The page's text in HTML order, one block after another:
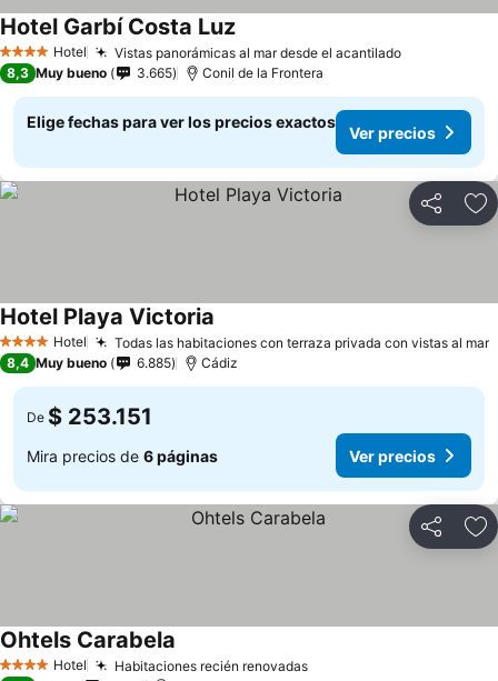
4 EstrellasHotel Vistas panorámicas al mar desde el acantilado
Hotel Garbí Costa Luz
8,3 Muy bueno 3.665 Conil de la Frontera
Elige fechas para ver los precios exactos
Ver precios
Compartir
4 EstrellasHotel Todas las habitaciones con terraza privada con vistas al mar
Hotel Playa Victoria
8,4 Muy bueno 6.885 Cádiz
De $ 253.151
Mira precios de 6 páginas Ver precios
Compartir
4 EstrellasHotel Habitaciones recién renovadas
Ohtels Carabela